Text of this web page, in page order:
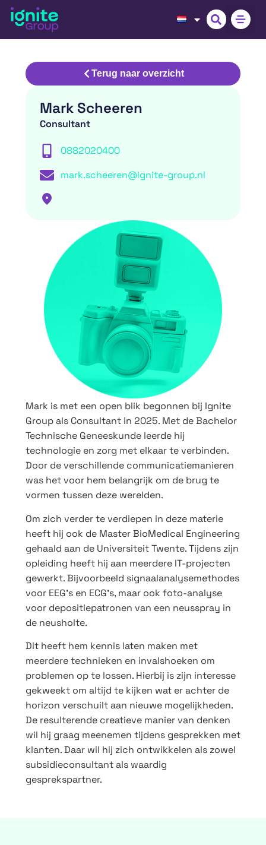
Terug naar overzicht
Mark is met een open blik begonnen bij Ignite
Group als Consultant in 2025. Met de Bachelor
Technische Geneeskunde leerde hij
technologie en zorg met elkaar te verbinden.
Door de verschillende communicatiemanieren
was het voor hem belangrijk om de brug te
vormen tussen deze werelden.
Om zich verder te verdiepen in deze materie
heeft hij ook de Master BioMedical Engineering
gehaald aan de Universiteit Twente. Tijdens zijn
opleiding heeft hij aan meerdere IT-projecten
gewerkt. Bijvoorbeeld signaalanalysemethodes
voor EEG’s en ECG’s, maar ook foto-analyse
voor depositiepatronen van een neusspray in
de neusholte.
Dit heeft hem kennis laten maken met
meerdere technieken en invalshoeken om
problemen op te lossen. Hierbij is zijn interesse
gekweekt om altijd te kijken wat er achter de
horizon verschuilt aan nieuwe mogelijkheden.
De resulterende creatieve manier van denken
wil hij graag meenemen tijdens gesprekken met
klanten. Daar wil hij zich ontwikkelen als zowel
subsidieconsultant als waardig
gesprekspartner.
Mark Scheeren
Consultant
0882020400
mark.scheeren@ignite-group.nl